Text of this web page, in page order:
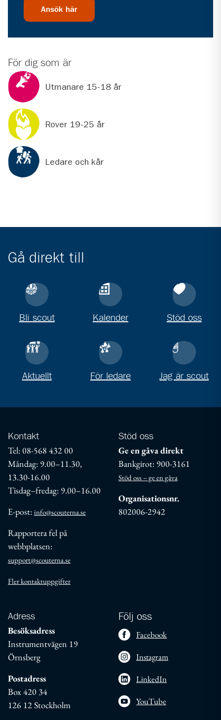
Ansök här
För dig som är
Utmanare 15-18 år
Rover 19-25 år
Ledare och kår
Gå direkt till
Bli scout Kalender Stöd oss
Aktuellt För ledare Jag är scout
Kontakt
Tel: 08-568 432 00
Måndag: 9.00–11.30,
13.30-16.00
Tisdag–fredag: 9.00–16.00
E-post: info@scouterna.se
Rapportera fel på
webbplatsen:
support@scouterna.se
Fler kontaktuppgifter
Stöd oss
Ge en gåva direkt
Bankgirot: 900-3161
Stöd oss – ge en gåva
Organisationsnr.
802006-2942
Adress
Besöksadress
Instrumentvägen 19
Örnsberg
Postadress
Box 420 34
126 12 Stockholm
Följ oss
Facebook
Instagram
LinkedIn
YouTube